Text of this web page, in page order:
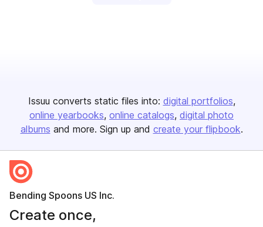
Issuu converts static files into: digital portfolios
online yearbooks online catalogs digital photo
albums and more. Sign up and create your flipbook.
Bending Spoons US Inc.
Create once,